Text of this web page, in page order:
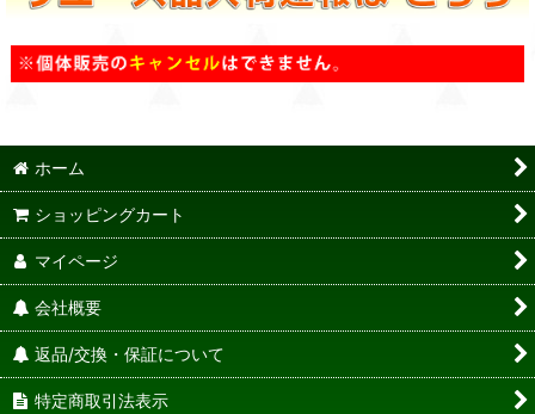
ホーム
ショッピングカート
マイページ
会社概要
返品/交換・保証について
特定商取引法表示